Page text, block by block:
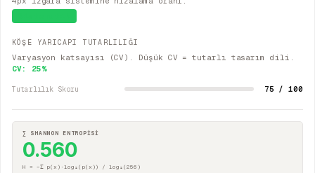
KÖŞE YARICAPI TUTARLILIĞI
Varyasyon katsayısı (CV). Düşük CV = tutarlı tasarım dili.
CV: 25%
Tutarlılık Skoru 75 / 100
∑ SHANNON ENTROPİSİ
0.560
H = −Σ p(x)·log₂(p(x)) / log₂(256)